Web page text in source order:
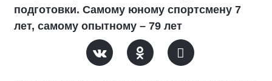
подготовки. Самому юному спортсмену 7
лет, самому опытному – 79 лет